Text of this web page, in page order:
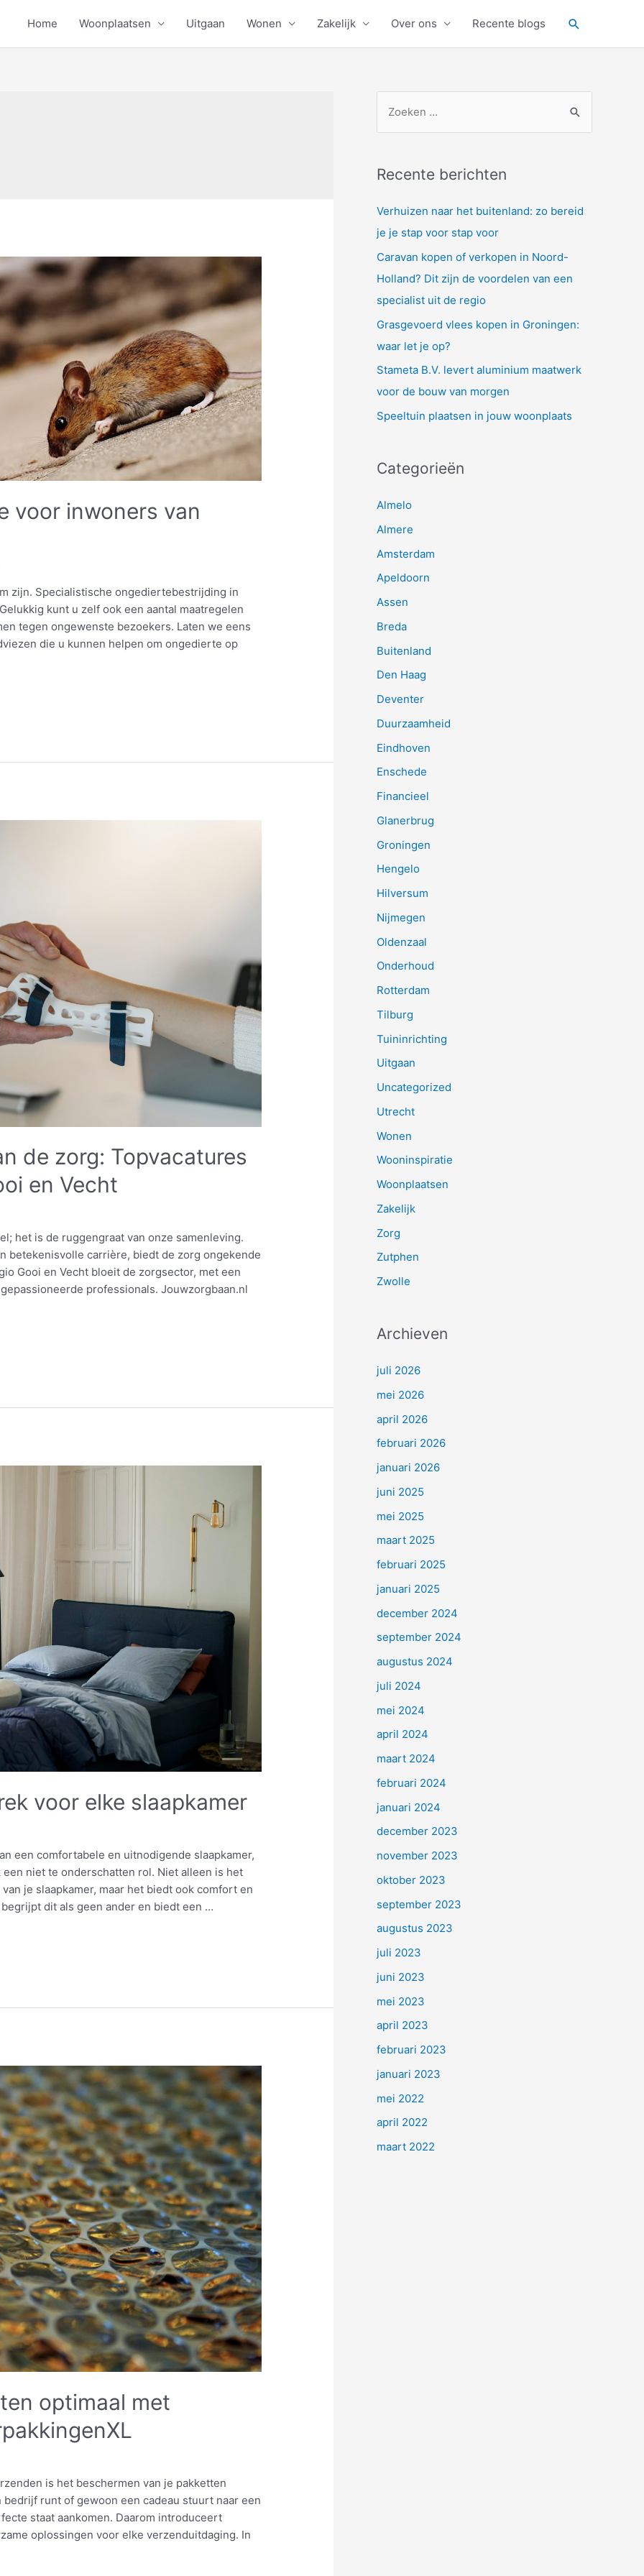
Home Woonplaatsen Uitgaan Wonen Zakelijk Over ons Recente blogs Zoeken
voor inwoners van
zijn. Specialistische ongediertebestrijding in
kunt u zelf ook een aantal maatregelen
tegen ongewenste bezoekers. Laten we eens
die u kunnen helpen om ongedierte op
de zorg: Topvacatures
en Vecht
het is de ruggengraat van onze samenleving.
betekenisvolle carrière, biedt de zorg ongekende
Gooi en Vecht bloeit de zorgsector, met een
professionals. Jouwzorgbaan.nl
voor elke slaapkamer
een comfortabele en uitnodigende slaapkamer,
niet te onderschatten rol. Niet alleen is het
je slaapkamer, maar het biedt ook comfort en
dit als geen ander en biedt een …
optimaal met
is het beschermen van je pakketten
runt of gewoon een cadeau stuurt naar een
staat aankomen. Daarom introduceert
oplossingen voor elke verzenduitdaging. In
k
a
a
r
:
Recente berichten
Verhuizen naar het buitenland: zo bereid
je je stap voor stap voor
Caravan kopen of verkopen in Noord-
Holland? Dit zijn de voordelen van een
specialist uit de regio
Grasgevoerd vlees kopen in Groningen:
waar let je op?
Stameta B.V. levert aluminium maatwerk
voor de bouw van morgen
Speeltuin plaatsen in jouw woonplaats
Categorieën
Almelo
Almere
Amsterdam
Apeldoorn
Assen
Breda
Buitenland
Den Haag
Deventer
Duurzaamheid
Eindhoven
Enschede
Financieel
Glanerbrug
Groningen
Hengelo
Hilversum
Nijmegen
Oldenzaal
Onderhoud
Rotterdam
Tilburg
Tuininrichting
Uitgaan
Uncategorized
Utrecht
Wonen
Wooninspiratie
Woonplaatsen
Zakelijk
Zorg
Zutphen
Zwolle
Archieven
juli 2026
mei 2026
april 2026
februari 2026
januari 2026
juni 2025
mei 2025
maart 2025
februari 2025
januari 2025
december 2024
september 2024
augustus 2024
juli 2024
mei 2024
april 2024
maart 2024
februari 2024
januari 2024
december 2023
november 2023
oktober 2023
september 2023
augustus 2023
juli 2023
juni 2023
mei 2023
april 2023
februari 2023
januari 2023
mei 2022
april 2022
maart 2022